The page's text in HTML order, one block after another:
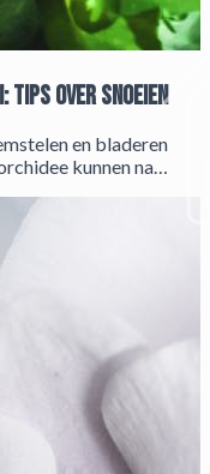
tips over snoeien
en bladeren
kunnen na…